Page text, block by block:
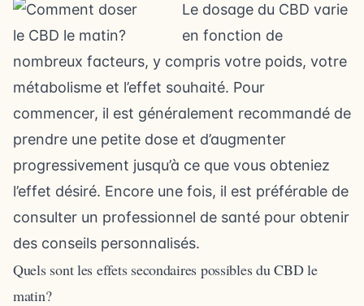
Le dosage du CBD varie
en fonction de
nombreux facteurs, y compris votre poids, votre
métabolisme et l’effet souhaité. Pour
commencer, il est généralement recommandé de
prendre une petite dose et d’augmenter
progressivement jusqu’à ce que vous obteniez
l’effet désiré. Encore une fois, il est préférable de
consulter un professionnel de santé pour obtenir
des conseils personnalisés.
Quels sont les effets secondaires possibles du CBD le
matin?